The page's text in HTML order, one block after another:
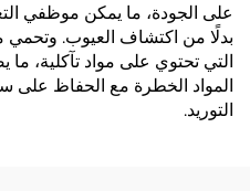
على الجودة، ما يمكن موظفي
بدلًا من اكتشاف العيوب. وتحمي
التي تحتوي على مواد تآكلية،
المواد الخطرة مع الحفاظ على
التوريد.